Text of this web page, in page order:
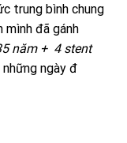
trung bình chung
đã gánh
năm + 4 stent
ngày đ